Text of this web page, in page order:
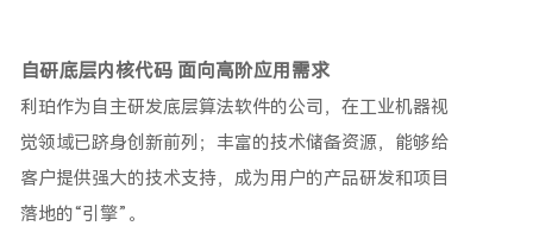
自研底层内核代码 面向高阶应用需求
利珀作为自主研发底层算法软件的公司，在工业机器视
觉领域已跻身创新前列；丰富的技术储备资源，能够给
客户提供强大的技术支持，成为用户的产品研发和项目
落地的“引擎”。